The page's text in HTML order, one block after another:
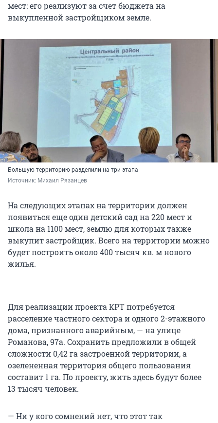
мест: его реализуют за счет бюджета на
выкупленной застройщиком земле.
Большую территорию разделили на три этапа
Источник: Михаил Рязанцев
На следующих этапах на территории должен
появиться еще один детский сад на 220 мест и
школа на 1100 мест, землю для которых также
выкупит застройщик. Всего на территории можно
будет построить около 400 тысяч кв. м нового
жилья.
Для реализации проекта КРТ потребуется
расселение частного сектора и одного 2-этажного
дома, признанного аварийным, — на улице
Романова, 97а. Сохранить предложили в общей
сложности 0,42 га застроенной территории, а
озелененная территория общего пользования
составит 1 га. По проекту, жить здесь будут более
13 тысяч человек.
— Ни у кого сомнений нет, что этот так